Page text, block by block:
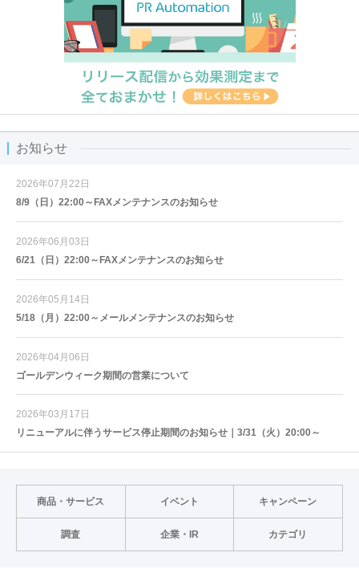
お知らせ
2026年07月22日
8/9（日）22:00～FAXメンテナンスのお知らせ
2026年06月03日
6/21（日）22:00～FAXメンテナンスのお知らせ
2026年05月14日
5/18（月）22:00～メールメンテナンスのお知らせ
2026年04月06日
ゴールデンウィーク期間の営業について
2026年03月17日
リニューアルに伴うサービス停止期間のお知らせ｜3/31（火）20:00～
商品・サービス イベント キャンペーン
調査 企業・IR カテゴリ